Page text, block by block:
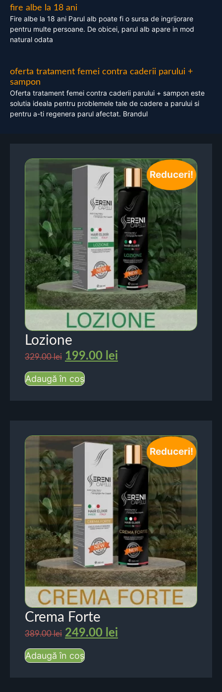
fire albe la 18 ani
Fire albe la 18 ani Parul alb poate fi o sursa de ingrijorare
pentru multe persoane. De obicei, parul alb apare in mod
natural odata
oferta tratament femei contra caderii parului +
sampon
Oferta tratament femei contra caderii parului + sampon este
solutia ideala pentru problemele tale de cadere a parului si
pentru a-ti regenera parul afectat. Brandul
Reduceri!
Lozione
329.00lei 199.00 lei
Adaugă în coș
Reduceri!
Crema Forte
389.00lei 249.00 lei
Adaugă în coș